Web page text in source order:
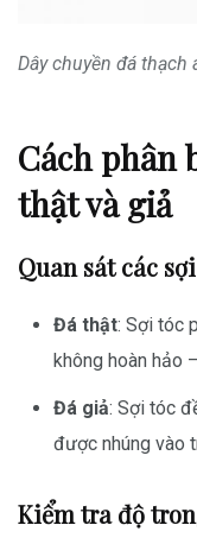
Dây chuyền đá thạch
Cách phân
thật và giả
Quan sát các
Đá thật: Sợi tóc
không hoàn hảo
Đá giả: Sợi tóc
được nhúng vào
Kiểm tra độ